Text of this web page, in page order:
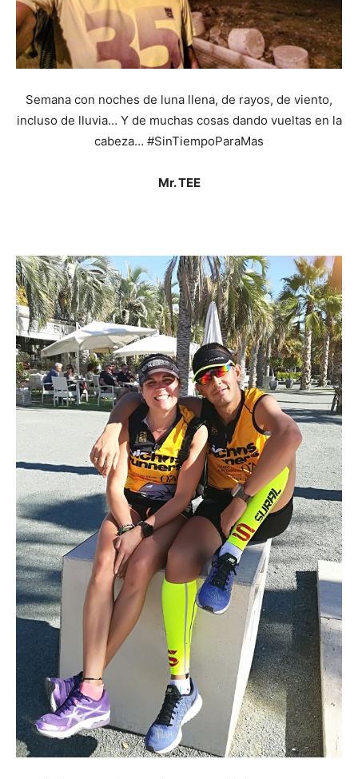
Semana con noches de luna llena, de rayos, de viento,
incluso de lluvia… Y de muchas cosas dando vueltas en la
cabeza… #SinTiempoParaMas
Mr. TEE